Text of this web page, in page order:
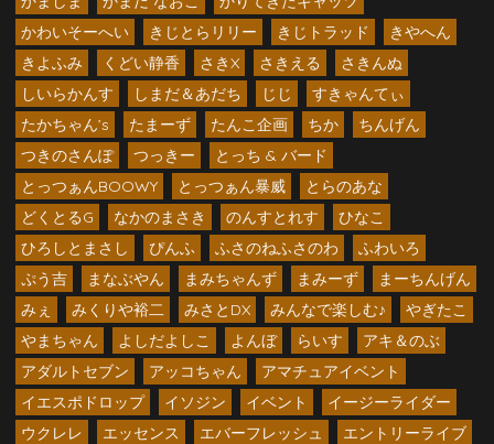
かわいそーへい
きじとらリリー きじトラッド
きやへん
きよふみ
くどい静香 さきX さきえる
さきんぬ
しいらかんす
しまだ＆あだち じじ
すきゃんてぃ
たかちゃん’s
たまーず たんこ企画 ちか
ちんげん
つきのさんぽ
つっきー
とっち & バード
とっつぁんBOOWY
とっつぁん暴威
とらのあな
どくとるG
なかのまさき のんすとれす
ひなこ
ひろしとまさし
ぴんふ ふさのねふさのわ
ふわいろ
ぷう吉
まなぶやん まみちゃんず まみーず
まーちんげん
みぇ
みくりや裕二 みさとDX みんなで楽しむ♪
やぎたこ
やまちゃん
よしだよしこ よんぼ らいす
アキ＆のぶ
アダルトセブン
アッコちゃん
アマチュアイベント
イエスポドロップ
イソジン イベント
イージーライダー
ウクレレ
エッセンス エバーフレッシュ
エントリーライブ